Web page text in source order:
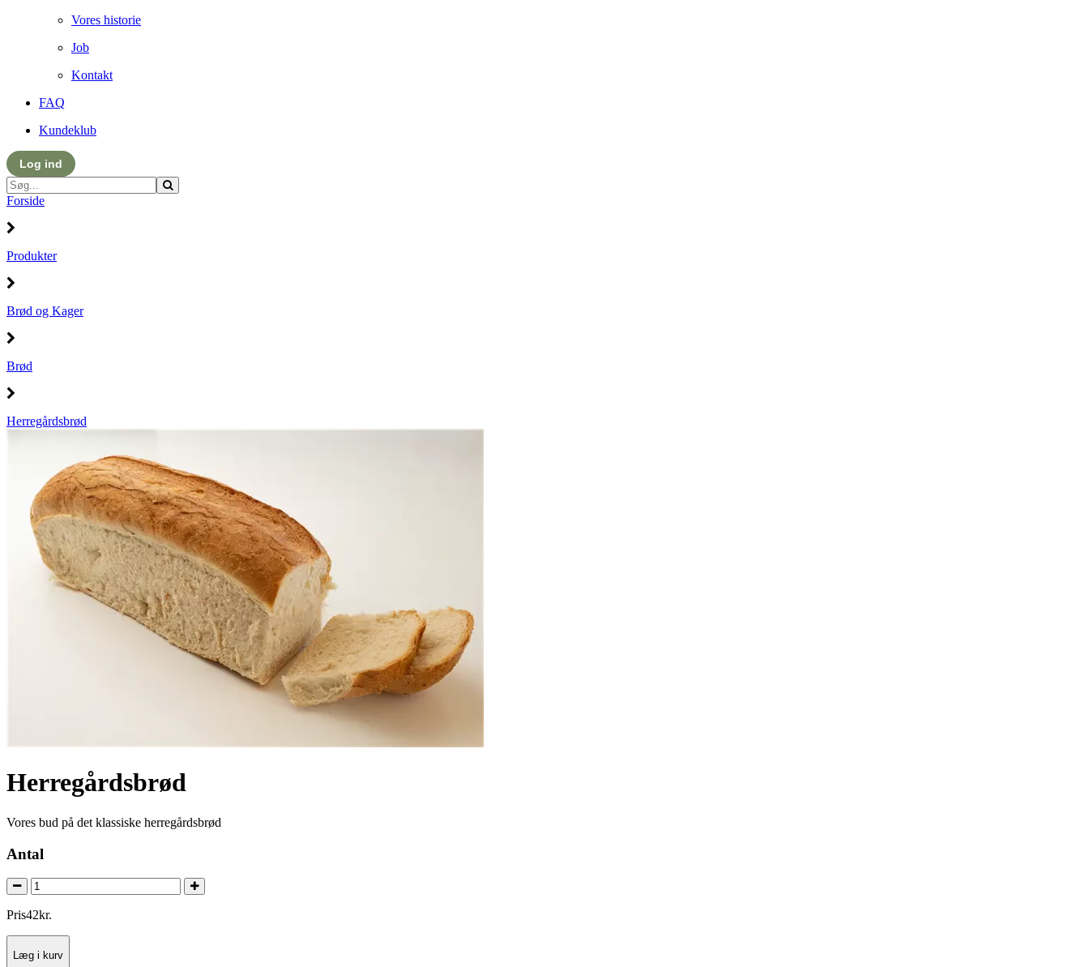
Vores historie
Job
Kontakt
FAQ
Kundeklub
Log ind
Forside
Produkter
Brød og Kager
Brød
Herregårdsbrød
Herregårdsbrød
Vores bud på det klassiske herregårdsbrød
Antal
Pris42kr.
Læg i kurv